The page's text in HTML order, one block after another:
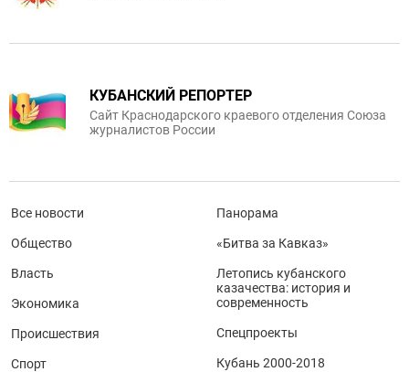
КУБАНСКИЙ РЕПОРТЕР
Сайт Краснодарского краевого отделения Союза
журналистов России
Все новости
Общество
Власть
Экономика
Происшествия
Спорт
Панорама
«Битва за Кавказ»
Летопись кубанского
казачества: история и
современность
Спецпроекты
Кубань 2000-2018